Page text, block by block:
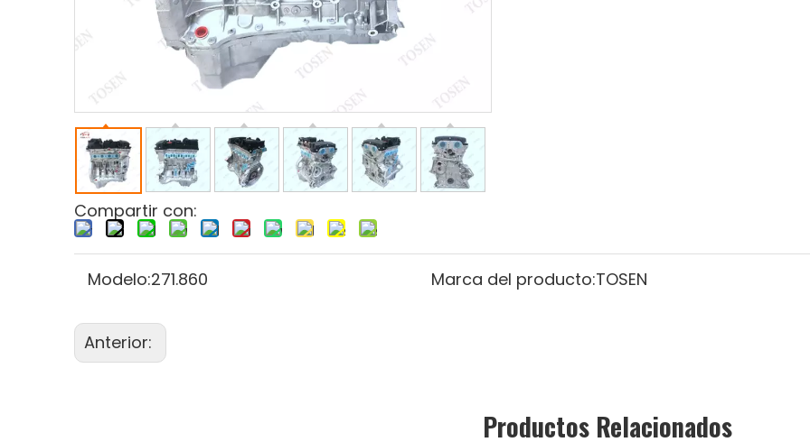
Compartir con:
Modelo:271.860 Marca del producto:TOSEN
Anterior:
Productos Relacionados